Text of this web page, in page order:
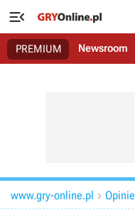

PREMIUM Newsroom
www.gry-online.pl  Opinie